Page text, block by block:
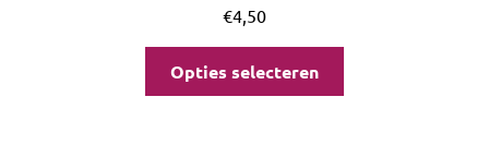
€4,50
Opties selecteren